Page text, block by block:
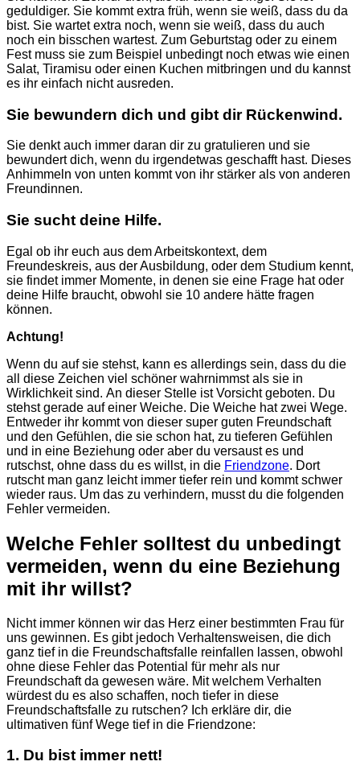
geduldiger. Sie kommt extra früh, wenn sie weiß, dass du da
bist. Sie wartet extra noch, wenn sie weiß, dass du auch
noch ein bisschen wartest. Zum Geburtstag oder zu einem
Fest muss sie zum Beispiel unbedingt noch etwas wie einen
Salat, Tiramisu oder einen Kuchen mitbringen und du kannst
es ihr einfach nicht ausreden.
Sie bewundern dich und gibt dir Rückenwind.
Sie denkt auch immer daran dir zu gratulieren und sie
bewundert dich, wenn du irgendetwas geschafft hast. Dieses
Anhimmeln von unten kommt von ihr stärker als von anderen
Freundinnen.
Sie sucht deine Hilfe.
Egal ob ihr euch aus dem Arbeitskontext, dem
Freundeskreis, aus der Ausbildung, oder dem Studium kennt,
sie findet immer Momente, in denen sie eine Frage hat oder
deine Hilfe braucht, obwohl sie 10 andere hätte fragen
können.
Achtung!
Wenn du auf sie stehst, kann es allerdings sein, dass du die
all diese Zeichen viel schöner wahrnimmst als sie in
Wirklichkeit sind. An dieser Stelle ist Vorsicht geboten. Du
stehst gerade auf einer Weiche. Die Weiche hat zwei Wege.
Entweder ihr kommt von dieser super guten Freundschaft
und den Gefühlen, die sie schon hat, zu tieferen Gefühlen
und in eine Beziehung oder aber du versaust es und
rutschst, ohne dass du es willst, in die Friendzone. Dort
rutscht man ganz leicht immer tiefer rein und kommt schwer
wieder raus. Um das zu verhindern, musst du die folgenden
Fehler vermeiden.
Welche Fehler solltest du unbedingt
vermeiden, wenn du eine Beziehung
mit ihr willst?
Nicht immer können wir das Herz einer bestimmten Frau für
uns gewinnen. Es gibt jedoch Verhaltensweisen, die dich
ganz tief in die Freundschaftsfalle reinfallen lassen, obwohl
ohne diese Fehler das Potential für mehr als nur
Freundschaft da gewesen wäre. Mit welchem Verhalten
würdest du es also schaffen, noch tiefer in diese
Freundschaftsfalle zu rutschen? Ich erkläre dir, die
ultimativen fünf Wege tief in die Friendzone:
1. Du bist immer nett!